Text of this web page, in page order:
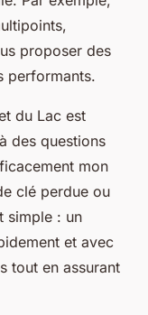
proposer des
performants.
du Lac est
des questions
mon
clé perdue ou
simple : un
et avec
tout en assurant